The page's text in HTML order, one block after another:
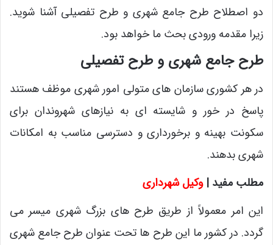
دو اصطلاح طرح جامع شهری و طرح تفصیلی آشنا شوید.
زیرا مقدمه ورودی بحث ما خواهد بود.
طرح جامع شهری و طرح تفصیلی
در هر کشوری سازمان های متولی امور شهری موظف هستند
پاسخ در خور و شایسته ای به نیازهای شهروندان برای
سکونت بهینه و برخورداری و دسترسی مناسب به امکانات
شهری بدهند.
مطلب مفید |وکیل شهرداری
این امر معمولاً از طریق طرح های بزرگ شهری میسر می
گردد. در کشور ما این طرح ها تحت عنوان طرح جامع شهری